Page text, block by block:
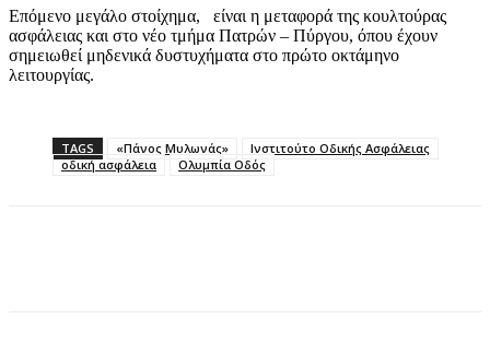
Επόμενο μεγάλο στοίχημα, είναι η μεταφορά της κουλτούρας
ασφάλειας και στο νέο τμήμα Πατρών – Πύργου, όπου έχουν
σημειωθεί μηδενικά δυστυχήματα στο πρώτο οκτάμηνο
λειτουργίας.
TAGS «Πάνος Μυλωνάς»
Ινστιτούτο Οδικής Ασφάλειας
οδική ασφάλεια
Ολυμπία Οδός